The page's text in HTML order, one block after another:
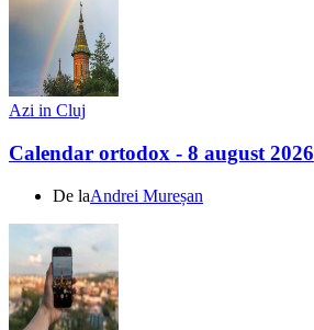
Azi in Cluj
Calendar ortodox - 8 august 2026
De laAndrei Mureșan